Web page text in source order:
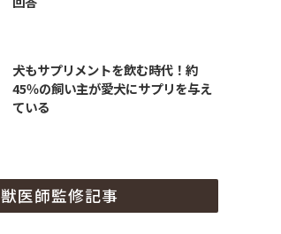
犬もサプリメントを飲む時代！約
45％の飼い主が愛犬にサプリを与え
ている
獣医師監修記事